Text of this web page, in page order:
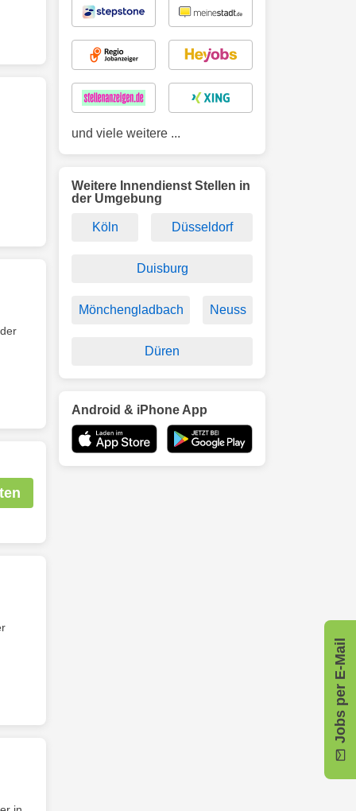
Jobs per E-Mail
und viele weitere ...
Weitere Innendienst Stellen in
der Umgebung
Köln Düsseldorf
Duisburg
Mönchengladbach Neuss
Düren
Android & iPhone App